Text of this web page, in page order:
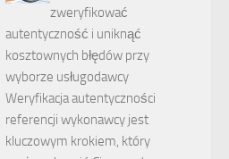
zweryfikować
autentyczność i uniknąć
kosztownych błędów przy
wyborze usługodawcy
Weryfikacja autentyczności
referencji wykonawcy jest
kluczowym krokiem, który